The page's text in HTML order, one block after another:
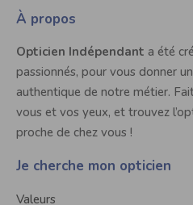
À propos
Opticien Indépendant a été
passionnés, pour vous donner
authentique de notre métier.
vous et vos yeux, et trouvez
proche de chez vous !
Je cherche mon opticien
Valeurs